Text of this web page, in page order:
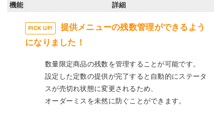
機能 詳細
PICK UP!
提供メニューの残数管理ができるよう
になりました！
数量限定商品の残数を管理することが可能です。
設定した定数の提供が完了すると自動的にステータ
スが売切れ状態に変更されるため、
オーダーミスを未然に防ぐことができます。